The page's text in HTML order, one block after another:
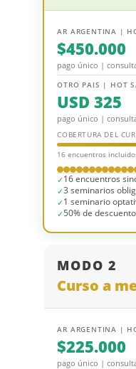
AR ARGENTINA |
$450.000
pago único |
OTRO PAIS | HOT
USD 325
pago único |
COBERTURA DEL
16 encuentros
16 encuentros
3 seminarios
1 seminario
50% de
MODO 2
Curso a
AR ARGENTINA |
$225.000
pago único |